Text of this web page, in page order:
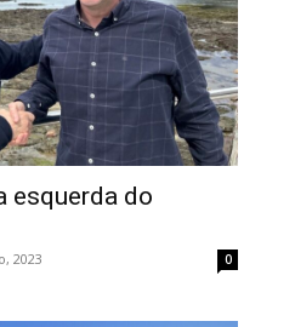
esquerda do
2023 0